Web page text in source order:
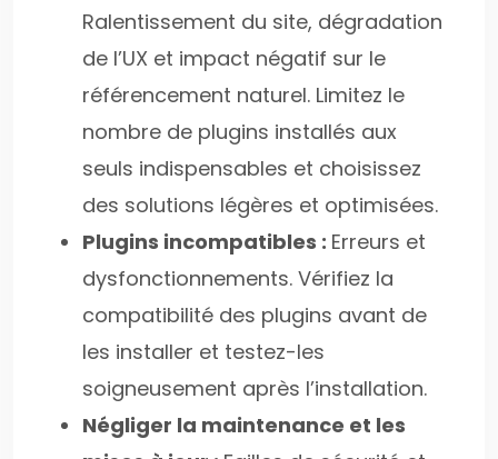
Ralentissement du site, dégradation
de l’UX et impact négatif sur le
référencement naturel. Limitez le
nombre de plugins installés aux
seuls indispensables et choisissez
des solutions légères et optimisées.
Plugins incompatibles : Erreurs et
dysfonctionnements. Vérifiez la
compatibilité des plugins avant de
les installer et testez-les
soigneusement après l’installation.
Négliger la maintenance et les